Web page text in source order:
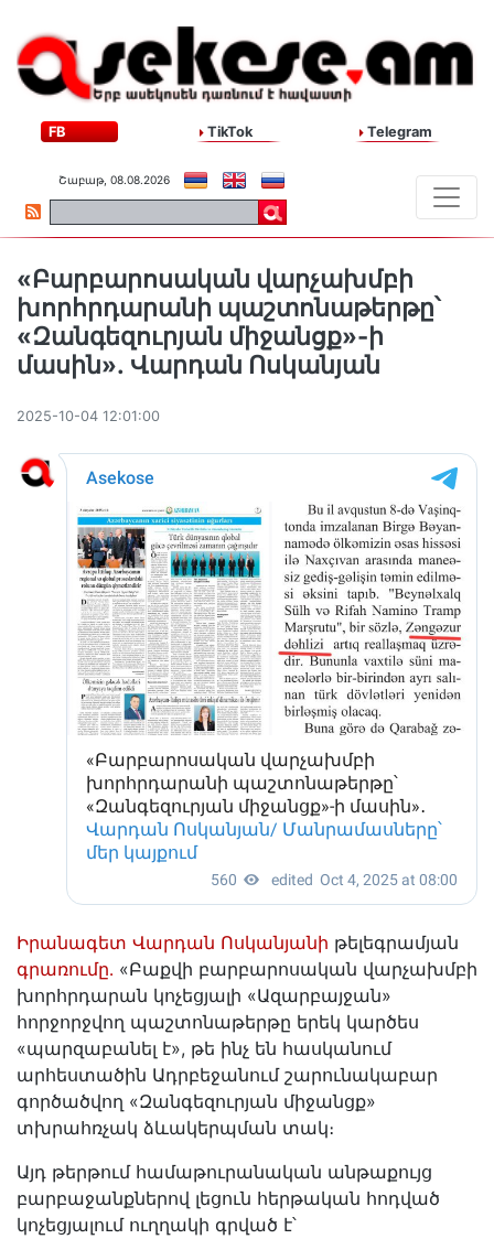
FB TikTok Telegram
Շաբաթ, 08.08.2026
«Բարբարոսական վարչախմբի
խորհրդարանի պաշտոնաթերթը՝
«Զանգեզուրյան միջանցք»-ի
մասին»․ Վարդան Ոսկանյան
2025-10-04 12:01:00
Իրանագետ Վարդան Ոսկանյանի թելեգրամյան
գրառումը․ «Բաքվի բարբարոսական վարչախմբի
խորհրդարան կոչեցյալի «Ազարբայջան»
հորջորջվող պաշտոնաթերթը երեկ կարծես
«պարզաբանել է», թե ինչ են հասկանում
արհեստածին Ադրբեջանում շարունակաբար
գործածվող «Զանգեզուրյան միջանցք»
տխրահռչակ ձևակերպման տակ։
Այդ թերթում համաթուրանական անթաքույց
բարբաջանքներով լեցուն հերթական հոդված
կոչեցյալում ուղղակի գրված է՝